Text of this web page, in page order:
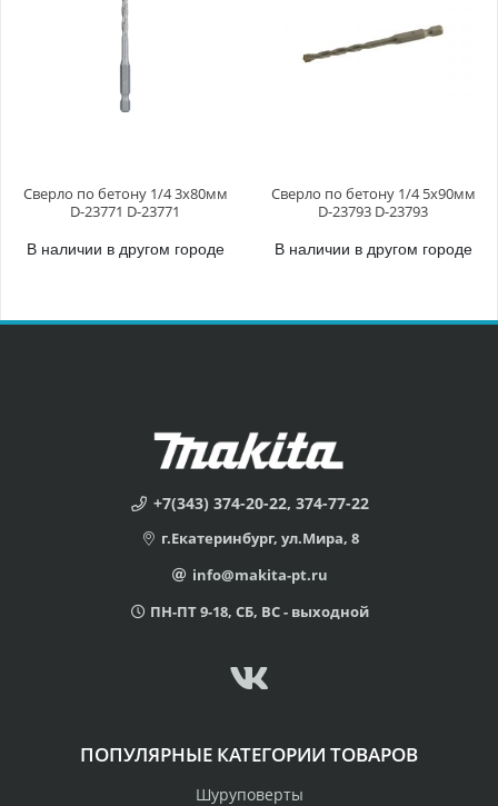
Сверло по бетону 1/4 3x80мм
D-23771 D-23771
В наличии в другом городе
Сверло по бетону 1/4 5x90мм
D-23793 D-23793
В наличии в другом городе
+7(343) 374-20-22, 374-77-22
г.Екатеринбург, ул.Мира, 8
info@makita-pt.ru
ПН-ПТ 9-18, СБ, ВС - выходной
ПОПУЛЯРНЫЕ КАТЕГОРИИ ТОВАРОВ
Шуруповерты